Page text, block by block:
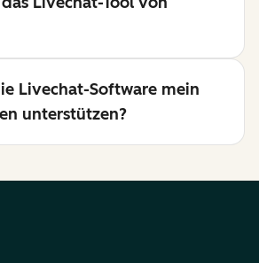
Livechat-Software mein
unterstützen?